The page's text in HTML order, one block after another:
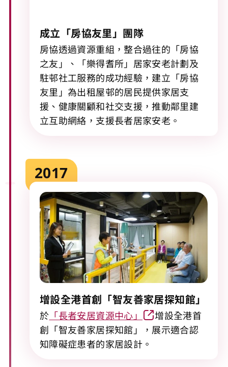
成立「房協友里」團隊
房協透過資源重組，整合過往的「房協
之友」、「樂得耆所」居家安老計劃及
駐邨社工服務的成功經驗，建立「房協
友里」為出租屋邨的居民提供家居支
援、健康關顧和社交支援，推動鄰里建
立互助網絡，支援長者居家安老。
2017
增設全港首創「智友善家居探知館」
於 「長者安居資源中心」
增設全港首
創「智友善家居探知館」，展示適合認
知障礙症患者的家居設計。